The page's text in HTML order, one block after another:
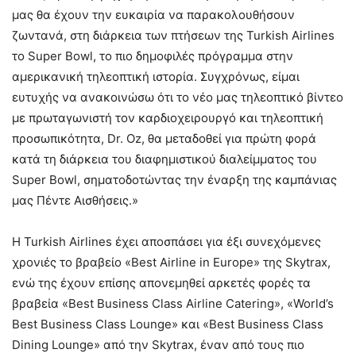
μας θα έχουν την ευκαιρία να παρακολουθήσουν
ζωντανά, στη διάρκεια των πτήσεων της Turkish Airlines
το Super Bowl, το πιο δημοφιλές πρόγραμμα στην
αμερικανική τηλεοπτική ιστορία. Συγχρόνως, είμαι
ευτυχής να ανακοινώσω ότι το νέο μας τηλεοπτικό βίντεο
με πρωταγωνιστή τον καρδιοχειρουργό και τηλεοπτική
προσωπικότητα, Dr. Oz, θα μεταδοθεί για πρώτη φορά
κατά τη διάρκεια του διαφημιστικού διαλείμματος του
Super Bowl, σηματοδοτώντας την έναρξη της καμπάνιας
μας Πέντε Αισθήσεις.»
Η Turkish Airlines έχει αποσπάσει για έξι συνεχόμενες
χρονιές το βραβείο «Best Airline in Europe» της Skytrax,
ενώ της έχουν επίσης απονεμηθεί αρκετές φορές τα
βραβεία «Best Business Class Airline Catering», «World’s
Best Business Class Lounge» και «Best Business Class
Dining Lounge» από την Skytrax, έναν από τους πιο